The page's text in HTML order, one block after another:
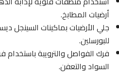
أرضيات المطابخ.
جلي الأرضيات بماكينات السينجل
للبورسلين.
فرك الفواصل والترويبة باستخدام
السواد والتعفن.